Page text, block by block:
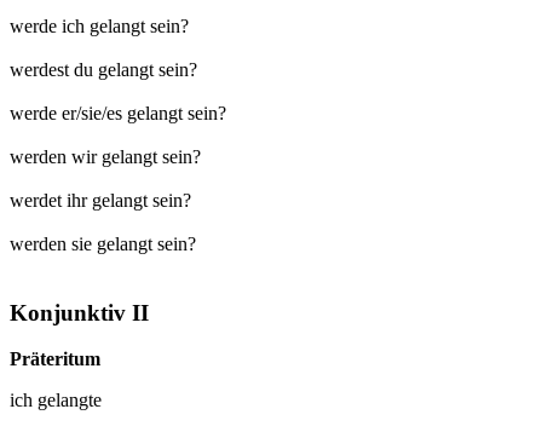
werde ich gelangt sein?
werdest du gelangt sein?
werde er/sie/es gelangt sein?
werden wir gelangt sein?
werdet ihr gelangt sein?
werden sie gelangt sein?
Konjunktiv II
Präteritum
ich gelangte